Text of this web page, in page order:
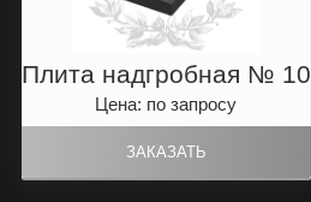
Плита надгробная № 10
Цена: по запросу